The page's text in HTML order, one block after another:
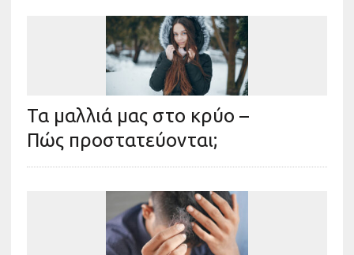
Τα μαλλιά μας στο κρύο –
Πώς προστατεύονται;